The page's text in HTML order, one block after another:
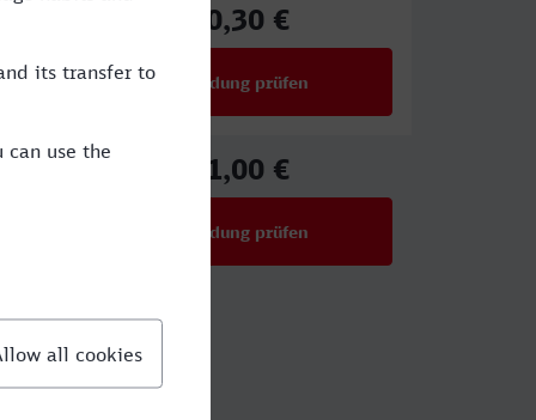
70,30 €
Verbindung prüfen
51,00 €
Verbindung prüfen